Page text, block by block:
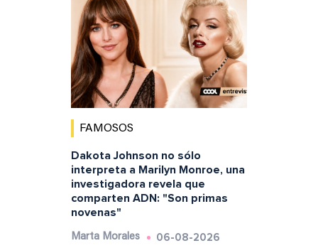
FAMOSOS
Dakota Johnson no sólo
interpreta a Marilyn Monroe, una
investigadora revela que
comparten ADN: "Son primas
novenas"
Marta Morales 06-08-2026